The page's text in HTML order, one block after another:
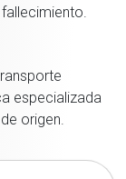
especializada
origen.